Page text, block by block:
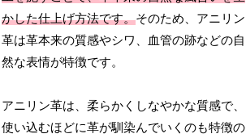
かした仕上げ方法です。そのため、アニリン
革は革本来の質感やシワ、血管の跡などの自
然な表情が特徴です。
アニリン革は、柔らかくしなやかな質感で、
使い込むほどに革が馴染んでいくのも特徴の